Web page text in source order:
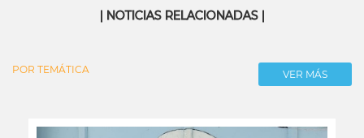
| NOTICIAS RELACIONADAS |
POR TEMÁTICA VER MÁS